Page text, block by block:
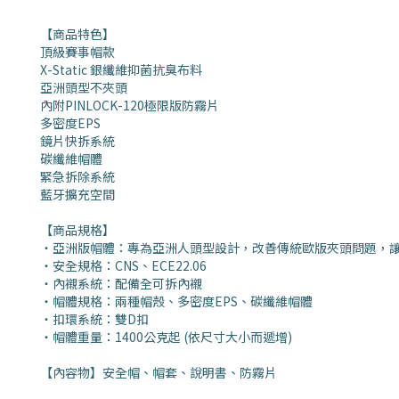
【商品特色】
頂級賽事帽款
X-Static 銀纖維抑菌抗臭布料
亞洲頭型不夾頭
內附PINLOCK-120極限版防霧片
多密度EPS
鏡片快拆系統
碳纖維帽體
緊急拆除系統
藍牙擴充空間
【商品規格】
・亞洲版帽體：專為亞洲人頭型設計，改善傳統歐版夾頭問題，
・安全規格：CNS、ECE22.06
・內襯系統：配備全可拆內襯
・帽體規格：兩種帽殼、多密度EPS、碳纖維帽體
・扣環系統：雙D扣
・帽體重量：1400公克起 (依尺寸大小而遞增)
【內容物】安全帽、帽套、說明書 、 防霧片